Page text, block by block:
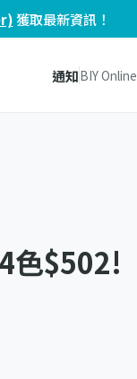
獲取最新資訊！
通知BIY Online
色$502!